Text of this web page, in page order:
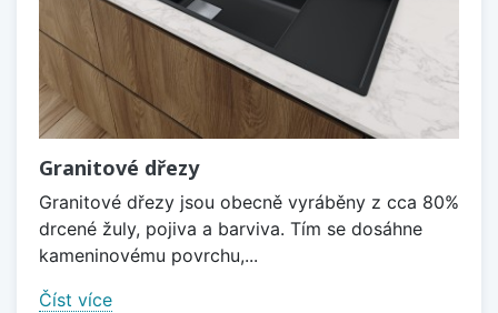
Granitové dřezy
Granitové dřezy jsou obecně vyráběny z cca 80%
drcené žuly, pojiva a barviva. Tím se dosáhne
kameninovému povrchu,...
Číst více